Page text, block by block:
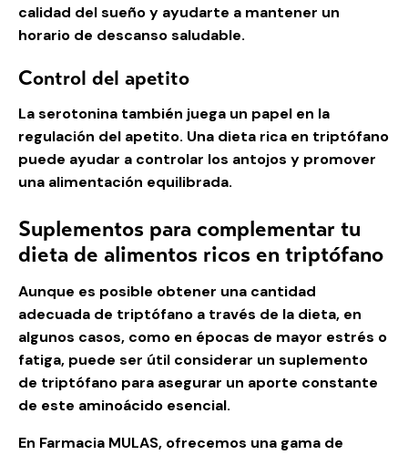
calidad del sueño y ayudarte a mantener un
horario de descanso saludable.
Control del apetito
La serotonina también juega un papel en la
regulación del apetito. Una dieta rica en triptófano
puede ayudar a controlar los antojos y promover
una alimentación equilibrada.
Suplementos para complementar tu
dieta de alimentos ricos en triptófano
Aunque es posible obtener una cantidad
adecuada de triptófano a través de la dieta, en
algunos casos, como en épocas de mayor estrés o
fatiga, puede ser útil considerar un suplemento
de triptófano para asegurar un aporte constante
de este aminoácido esencial.
En Farmacia MULAS, ofrecemos una gama de